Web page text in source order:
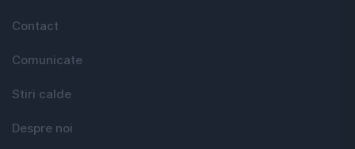
Contact
Comunicate
Stiri calde
Despre noi